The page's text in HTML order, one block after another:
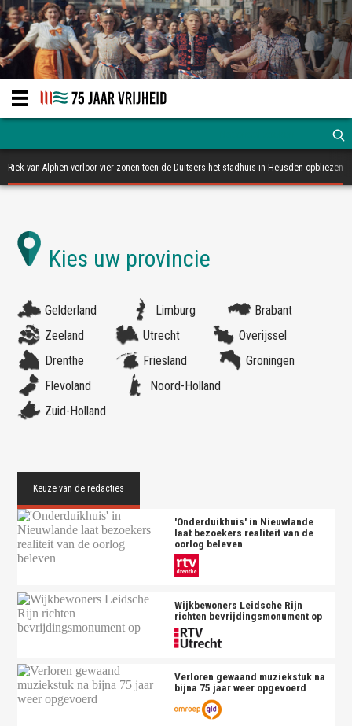
Riek van Alphen verloor vier zonen toen de Duitsers het stadhuis in Heusden opbliezen
Gelderland Limburg
Brabant
Zeeland
Utrecht
Overijssel
Drenthe
Friesland
Groningen
Flevoland
Noord-Holland
Zuid-Holland
'Onderduikhuis' in Nieuwlande
laat bezoekers realiteit van de
oorlog beleven
Wijkbewoners Leidsche Rijn
richten bevrijdingsmonument op
Verloren gewaand muziekstuk na
bijna 75 jaar weer opgevoerd